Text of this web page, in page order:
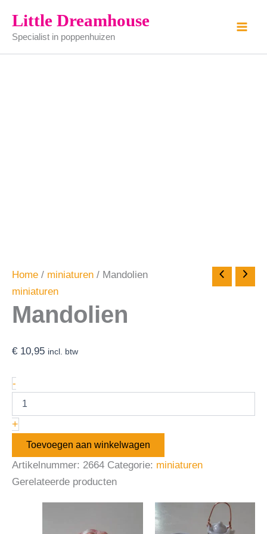
naar
inhoud
Little Dreamhouse
Specialist in poppenhuizen
Home / miniaturen / Mandolien
miniaturen
Mandolien
€ 10,95 incl. btw
-
aantal
+
Toevoegen aan winkelwagen
Artikelnummer: 2664 Categorie: miniaturen
Gerelateerde producten